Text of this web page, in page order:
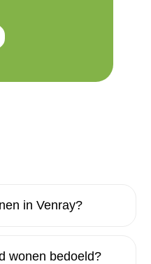
in Venray?
wonen bedoeld?